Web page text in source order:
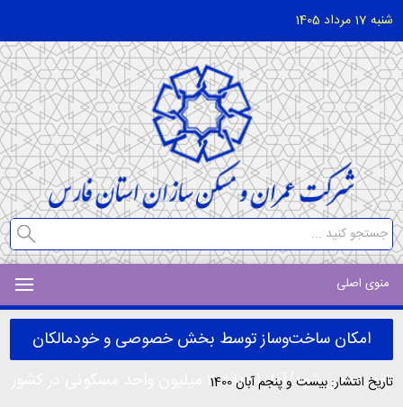
شنبه 17 مرداد 1405
منوی اصلی
امکان ساخت‌وساز توسط بخش خصوصی و خودمالکان
تقویت‌ می شود/آغاز احداث ۲ میلیون واحد مسکونی در کشور
تاریخ انتشار: بیست و پنجم آبان 1400